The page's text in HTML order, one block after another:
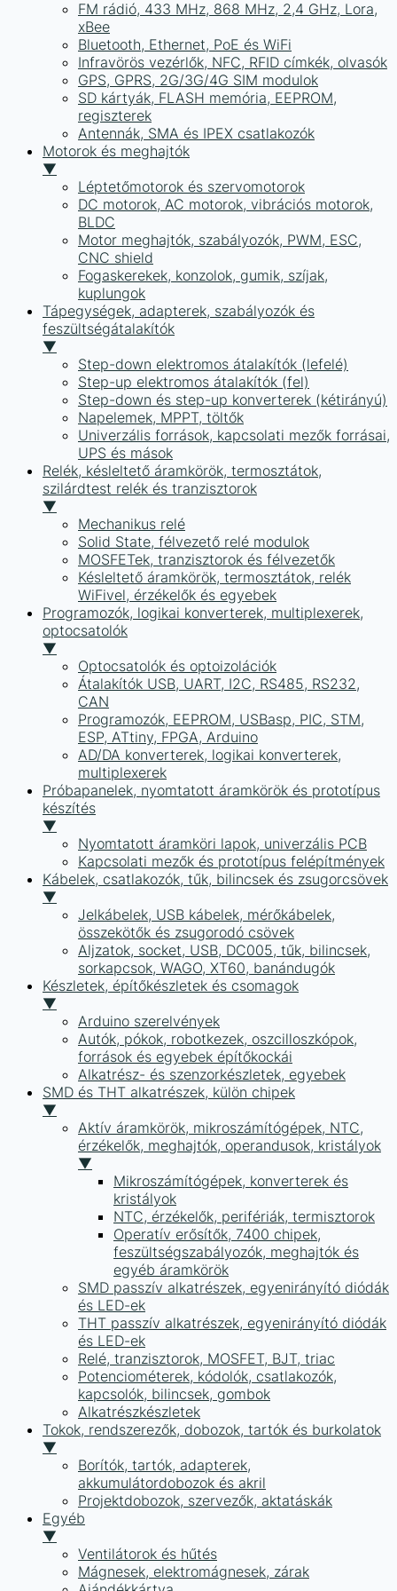
FM rádió, 433 MHz, 868 MHz, 2,4 GHz, Lora,
xBee
Bluetooth, Ethernet, PoE és WiFi
Infravörös vezérlők, NFC, RFID címkék, olvasók
GPS, GPRS, 2G/3G/4G SIM modulok
SD kártyák, FLASH memória, EEPROM,
regiszterek
Antennák, SMA és IPEX csatlakozók
Motorok és meghajtók
▼
Léptetőmotorok és szervomotorok
DC motorok, AC motorok, vibrációs motorok,
BLDC
Motor meghajtók, szabályozók, PWM, ESC,
CNC shield
Fogaskerekek, konzolok, gumik, szíjak,
kuplungok
Tápegységek, adapterek, szabályozók és
feszültségátalakítók
▼
Step-down elektromos átalakítók (lefelé)
Step-up elektromos átalakítók (fel)
Step-down és step-up konverterek (kétirányú)
Napelemek, MPPT, töltők
Univerzális források, kapcsolati mezők forrásai,
UPS és mások
Relék, késleltető áramkörök, termosztátok,
szilárdtest relék és tranzisztorok
▼
Mechanikus relé
Solid State, félvezető relé modulok
MOSFETek, tranzisztorok és félvezetők
Késleltető áramkörök, termosztátok, relék
WiFivel, érzékelők és egyebek
Programozók, logikai konverterek, multiplexerek,
optocsatolók
▼
Optocsatolók és optoizolációk
Átalakítók USB, UART, I2C, RS485, RS232,
CAN
Programozók, EEPROM, USBasp, PIC, STM,
ESP, ATtiny, FPGA, Arduino
AD/DA konverterek, logikai konverterek,
multiplexerek
Próbapanelek, nyomtatott áramkörök és prototípus
készítés
▼
Nyomtatott áramköri lapok, univerzális PCB
Kapcsolati mezők és prototípus felépítmények
Kábelek, csatlakozók, tűk, bilincsek és zsugorcsövek
▼
Jelkábelek, USB kábelek, mérőkábelek,
összekötők és zsugorodó csövek
Aljzatok, socket, USB, DC005, tűk, bilincsek,
sorkapcsok, WAGO, XT60, banándugók
Készletek, építőkészletek és csomagok
▼
Arduino szerelvények
Autók, pókok, robotkezek, oszcilloszkópok,
források és egyebek építőkockái
Alkatrész- és szenzorkészletek, egyebek
SMD és THT alkatrészek, külön chipek
▼
Aktív áramkörök, mikroszámítógépek, NTC,
érzékelők, meghajtók, operandusok, kristályok
▼
Mikroszámítógépek, konverterek és
kristályok
NTC, érzékelők, perifériák, termisztorok
Operatív erősítők, 7400 chipek,
feszültségszabályozók, meghajtók és
egyéb áramkörök
SMD passzív alkatrészek, egyenirányító diódák
és LED-ek
THT passzív alkatrészek, egyenirányító diódák
és LED-ek
Relé, tranzisztorok, MOSFET, BJT, triac
Potenciométerek, kódolók, csatlakozók,
kapcsolók, bilincsek, gombok
Alkatrészkészletek
Tokok, rendszerezők, dobozok, tartók és burkolatok
▼
Borítók, tartók, adapterek,
akkumulátordobozok és akril
Projektdobozok, szervezők, aktatáskák
Egyéb
▼
Ventilátorok és hűtés
Mágnesek, elektromágnesek, zárak